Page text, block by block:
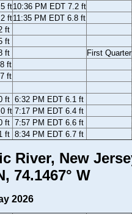
ft10:36 PM EDT 7.2 ft
ft11:35 PM EDT 6.8 ft
ft
ft
ft First Quarter
ft
ft
ft 6:32 PM EDT 6.1 ft
ft 7:17 PM EDT 6.4 ft
ft 7:57 PM EDT 6.6 ft
ft 8:34 PM EDT 6.7 ft
River, New
74.1467° W
2026